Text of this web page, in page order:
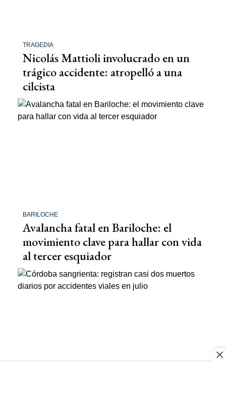
TRAGEDIA
Nicolás Mattioli involucrado en un
trágico accidente: atropelló a una
cilcista
BARILOCHE
Avalancha fatal en Bariloche: el
movimiento clave para hallar con vida
al tercer esquiador